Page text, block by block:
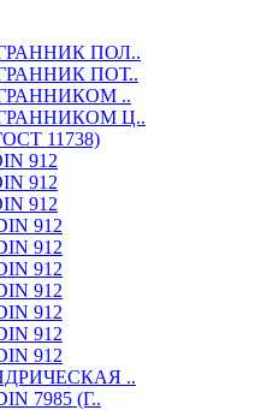
ПОЛ..
ПОТ..
..
Ц..
11738)
912
912
912
912
912
912
912
912
912
912
..
7985 (Г..